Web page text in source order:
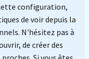
configuration,
de voir depuis la
N'hésitez pas à
de créer des